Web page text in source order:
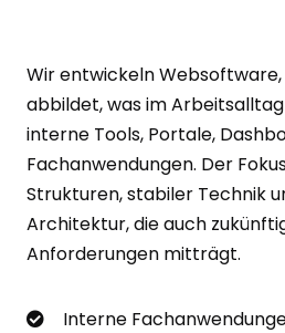
Wir entwickeln Websoftware,
abbildet, was im
interne Tools, Portale,
Fachanwendungen. Der
Strukturen, stabiler Technik
Architektur, die auch
Anforderungen mitträgt.
Interne